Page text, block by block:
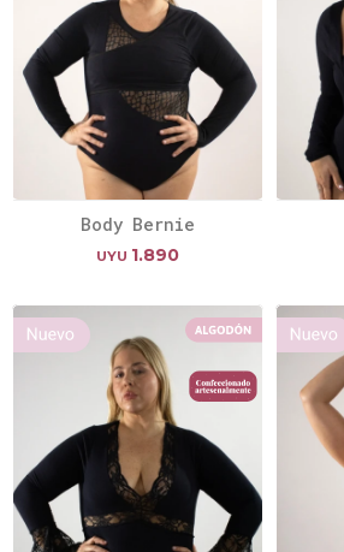
Body Bernie
UYU 1.890